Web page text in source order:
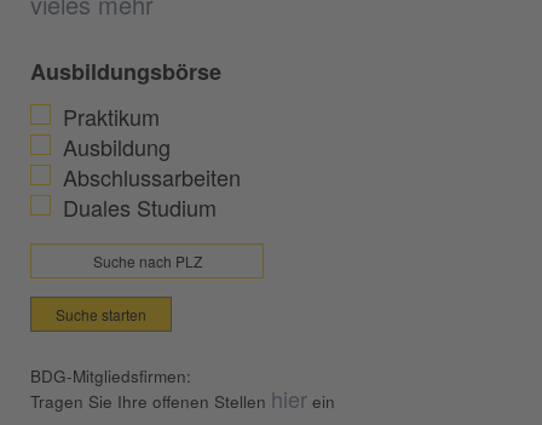
Ausbildungsbörse
Praktikum
Ausbildung
Abschlussarbeiten
Duales Studium
Suche starten
BDG-Mitgliedsfirmen:
Tragen Sie Ihre offenen Stellen hier ein